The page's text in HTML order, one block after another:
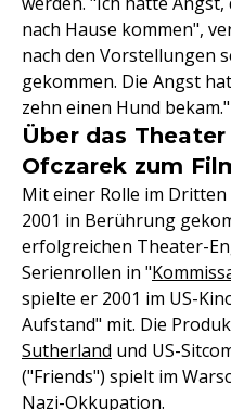
nach Hause kommen",
nach den Vorstellungen
gekommen. Die Angst
zehn einen Hund bekam."
Über das
Ofczarek zum
Mit einer Rolle im Dritten
2001 in Berührung
erfolgreichen Theater-
Serienrollen in "
spielte er 2001 im US-
Aufstand" mit. Die
Sutherland und US-
("Friends") spielt im
Nazi-Okkupation.